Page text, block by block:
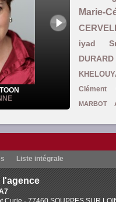
Marie-
iyad
DURARD
Clément
MARBOT
Carine
Guillemette
Liste intégrale
l'agence